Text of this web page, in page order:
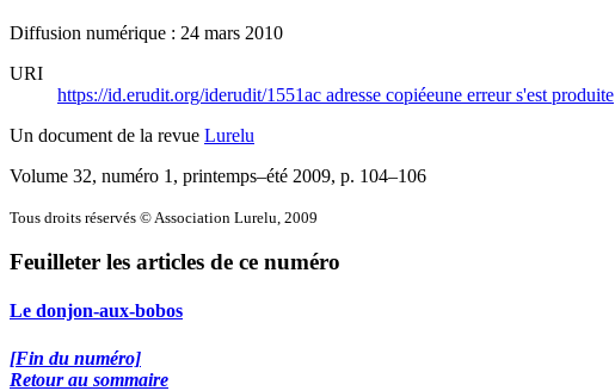
Diffusion numérique : 24 mars 2010
URI
https://id.erudit.org/iderudit/1551ac adresse copiéeune erreur s'est produite
Un document de la revue Lurelu
Volume 32, numéro 1, printemps–été 2009, p. 104–106
Tous droits réservés © Association Lurelu, 2009
Feuilleter les articles de ce numéro
Le donjon-aux-bobos
[Fin du numéro]
Retour au sommaire